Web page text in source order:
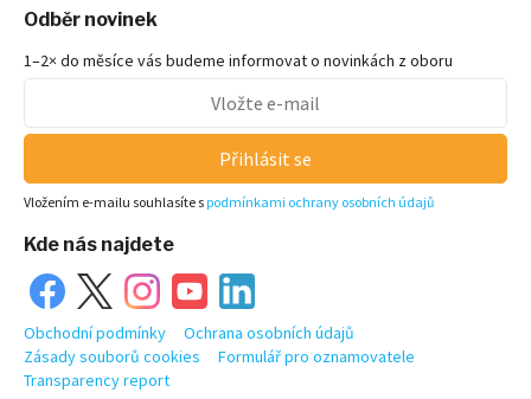
Odběr novinek
1–2× do měsíce vás budeme informovat o novinkách z oboru
Přihlásit se
Vložením e-mailu souhlasíte s podmínkami ochrany osobních údajů
Kde nás najdete
Obchodní podmínky
Ochrana osobních údajů
Zásady souborů cookies
Formulář pro oznamovatele
Transparency report